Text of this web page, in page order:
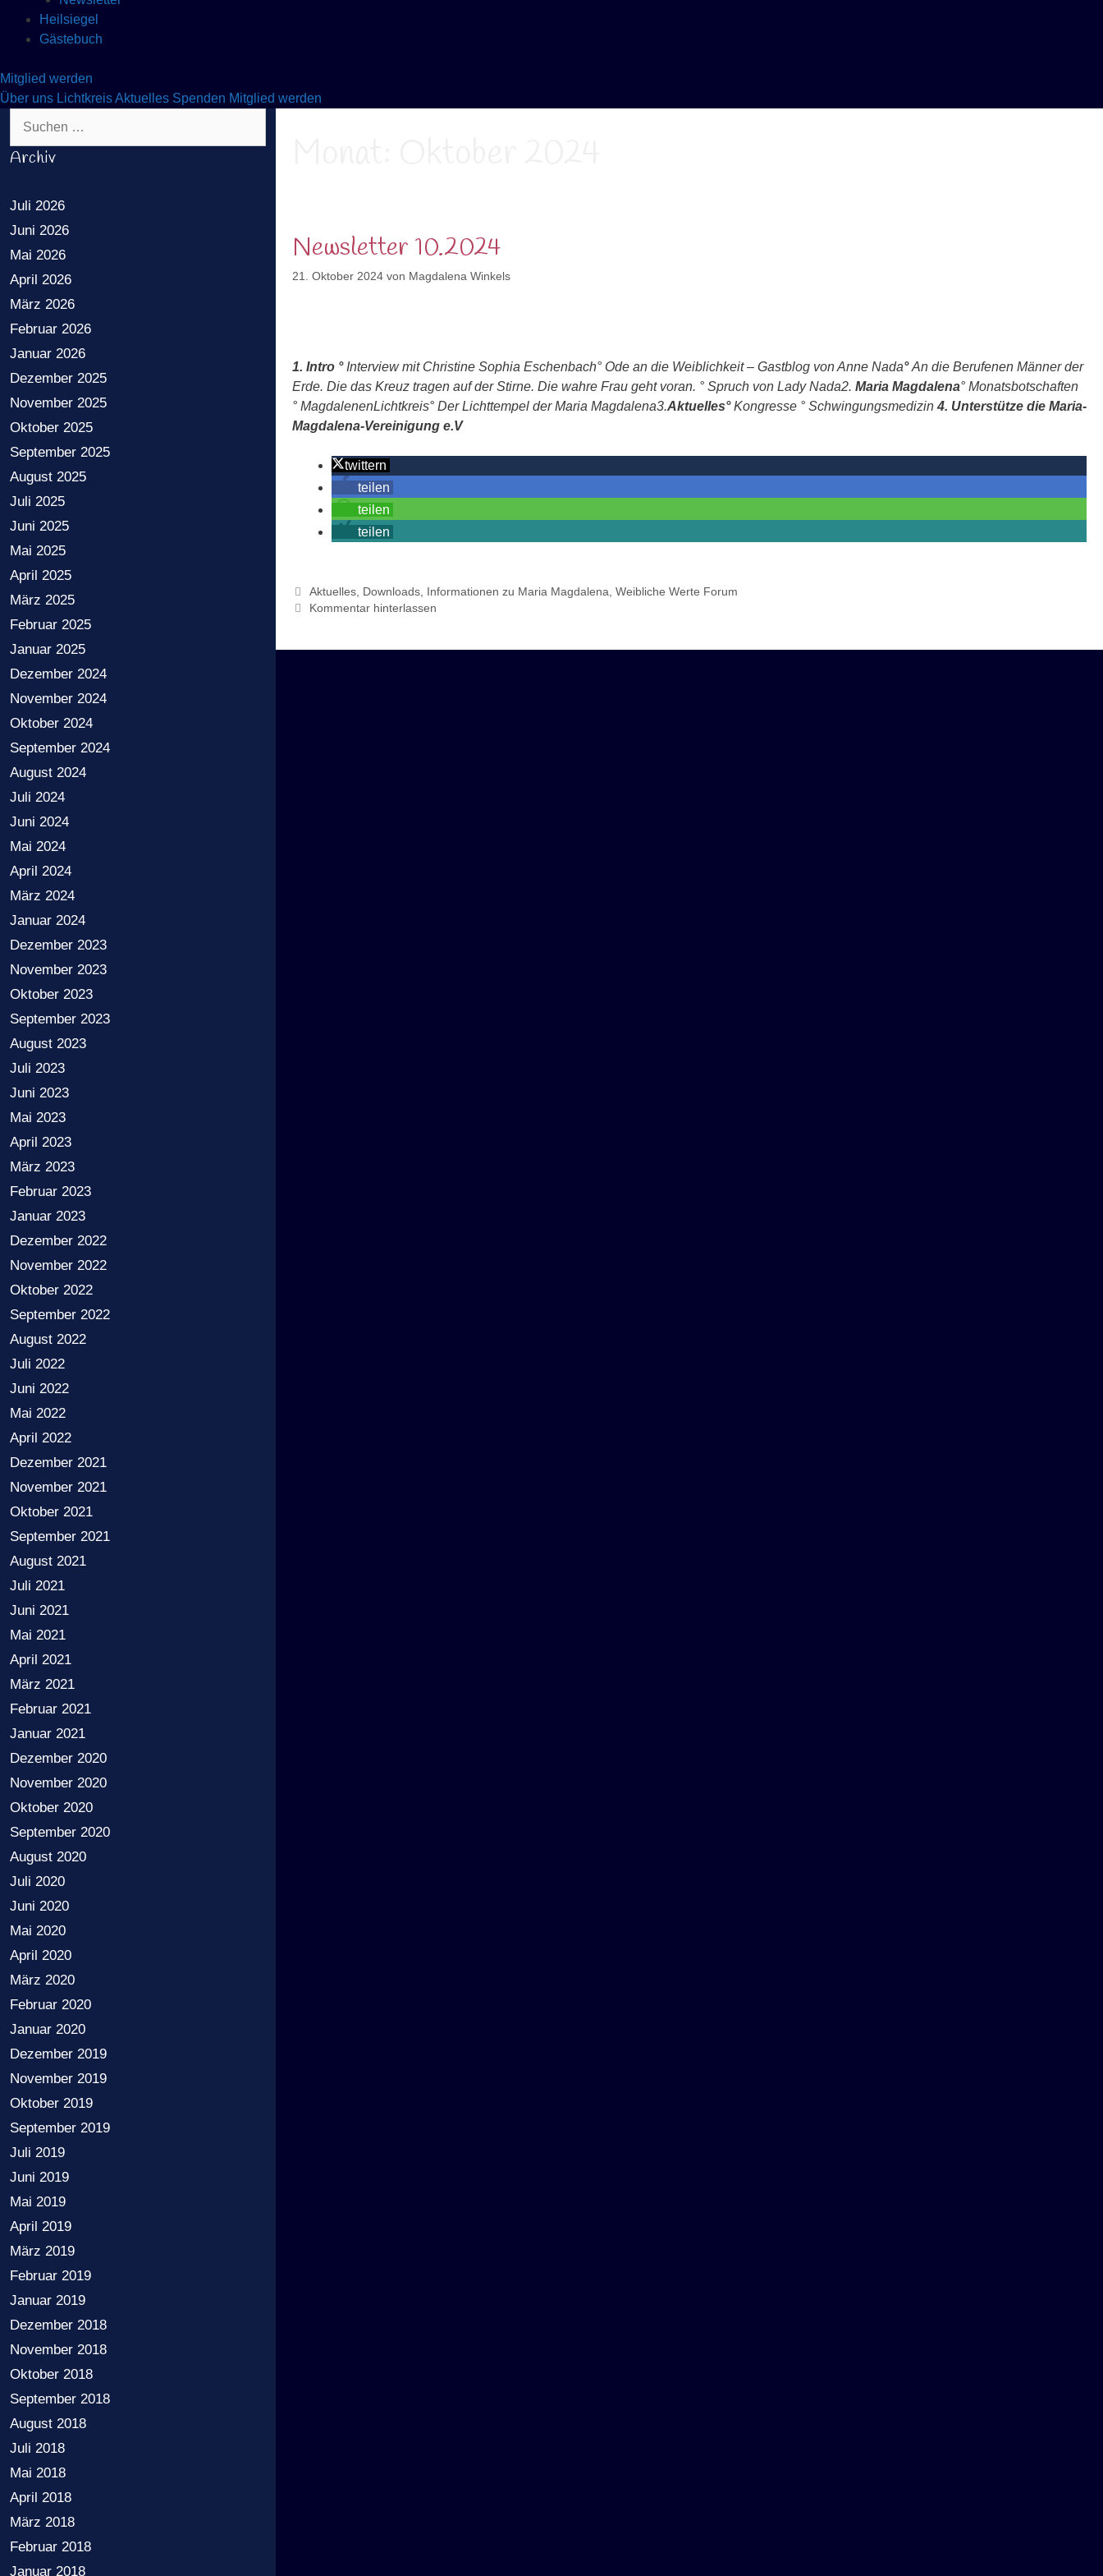
Heilsiegel
Gästebuch
Mitglied werden
Über uns LichtkreisAktuelles Spenden Mitglied werden
Newsletter 10.2024
21. Oktober 2024 von Magdalena Winkels
1. Intro ° Interview mit Christine Sophia Eschenbach° Ode an die Weiblichkeit – Gastblog von Anne Nada°An die Berufenen Männer der
Erde. Die das Kreuz tragen auf der Stirne. Die wahre Frau geht voran. ° Spruch von Lady Nada2. Maria Magdalena° Monatsbotschaften
° MagdalenenLichtkreis° Der Lichttempel der Maria Magdalena3.Aktuelles°Kongresse ° Schwingungsmedizin4. Unterstütze die Maria-
Magdalena-Vereinigung e.V
twittern
teilen
teilen
teilen
Kategorien
Aktuelles Downloads Informationen zu Maria Magdalena ,Weibliche Werte Forum
Kommentar hinterlassen
Suchen nach:
Archiv
Juli 2026
Juni 2026
Mai 2026
April 2026
März 2026
Februar 2026
Januar 2026
Dezember 2025
November 2025
Oktober 2025
September 2025
August 2025
Juli 2025
Juni 2025
Mai 2025
April 2025
März 2025
Februar 2025
Januar 2025
Dezember 2024
November 2024
Oktober 2024
September 2024
August 2024
Juli 2024
Juni 2024
Mai 2024
April 2024
März 2024
Januar 2024
Dezember 2023
November 2023
Oktober 2023
September 2023
August 2023
Juli 2023
Juni 2023
Mai 2023
April 2023
März 2023
Februar 2023
Januar 2023
Dezember 2022
November 2022
Oktober 2022
September 2022
August 2022
Juli 2022
Juni 2022
Mai 2022
April 2022
Dezember 2021
November 2021
Oktober 2021
September 2021
August 2021
Juli 2021
Juni 2021
Mai 2021
April 2021
März 2021
Februar 2021
Januar 2021
Dezember 2020
November 2020
Oktober 2020
September 2020
August 2020
Juli 2020
Juni 2020
Mai 2020
April 2020
März 2020
Februar 2020
Januar 2020
Dezember 2019
November 2019
Oktober 2019
September 2019
Juli 2019
Juni 2019
Mai 2019
April 2019
März 2019
Februar 2019
Januar 2019
Dezember 2018
November 2018
Oktober 2018
September 2018
August 2018
Juli 2018
Mai 2018
April 2018
März 2018
Februar 2018
Januar 2018